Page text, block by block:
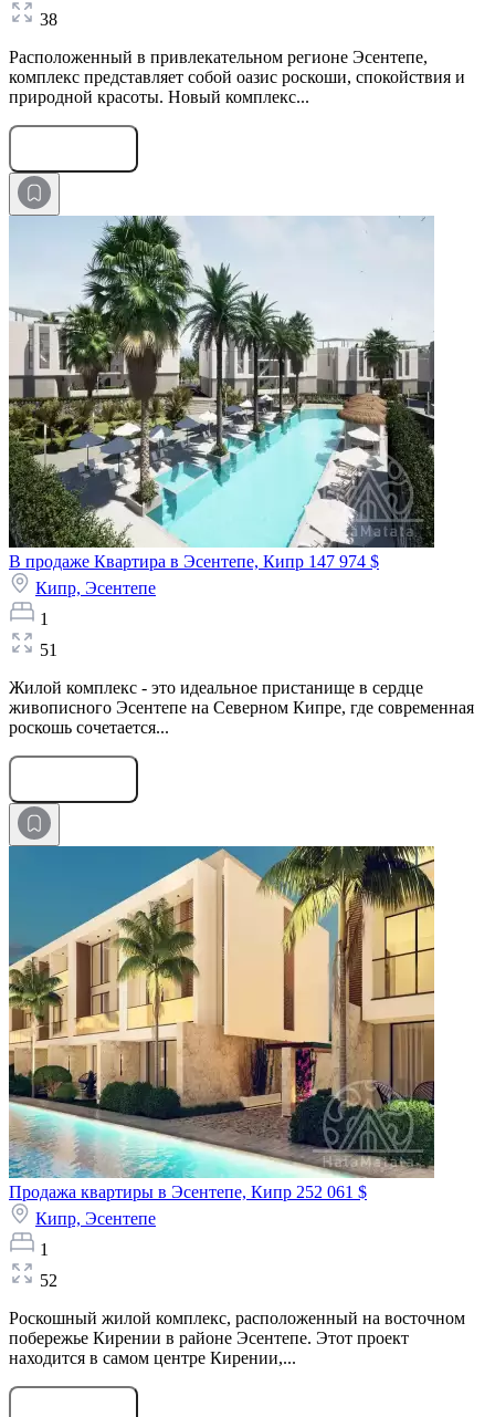
38
Расположенный в привлекательном регионе Эсентепе,
комплекс представляет собой оазис роскоши, спокойствия и
природной красоты. Новый комплекс...
В продаже Квартира в Эсентепе, Кипр 147 974 $
Кипр, Эсентепе
1
51
Жилой комплекс - это идеальное пристанище в сердце
живописного Эсентепе на Северном Кипре, где современная
роскошь сочетается...
Продажа квартиры в Эсентепе, Кипр 252 061 $
Кипр, Эсентепе
1
52
Роскошный жилой комплекс, расположенный на восточном
побережье Кирении в районе Эсентепе. Этот проект
находится в самом центре Кирении,...